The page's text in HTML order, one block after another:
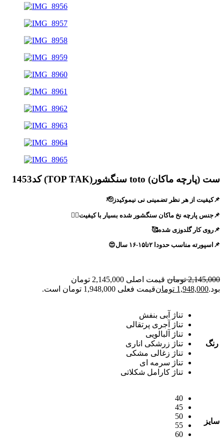
ست (پارچه ماکان) toto سنگشور(TOP TAK) کد1453
📌کیفیت از هر نظر تضمینی نی نیموکیدز🫡
📌جنس پارچه نخ ماکان سنگشور شده بسیار با کیفیت🙂‍↔️
📌روی کار گلدوزی شده🥰
📌اسپورته مناسب حدودا ۲تا۱۵-۱۶ سال😍
2,145,000 تومان
قیمت اصلی 2,145,000 تومان
بود.1,948,000 تومانقیمت فعلی 1,948,000 تومان است.
رنگ
تناژ آبی بنفش
تناژ آجری پرتقالی
تناژ آلبالویی
تناژ زرشکی اناری
تناژ زغالی مشکی
تناژ سرمه ای
تناژ کارامل شکلاتی
سایز
40
45
50
55
60